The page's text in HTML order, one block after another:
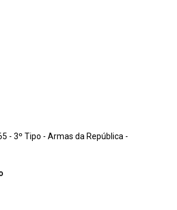
- 3º Tipo - Armas da República -